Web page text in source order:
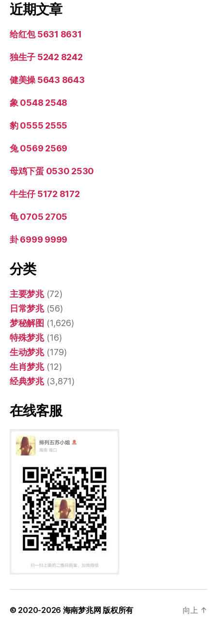
近期文章
给红包 5631 8631
独生子 5242 8242
健美操 5643 8643
象 0548 2548
豹 0555 2555
兔 0569 2569
母鸡下蛋 0530 2530
牛生仔 5172 8172
龟 0705 2705
卦 6999 9999
分类
主要梦兆(72)
日常梦兆(56)
梦秘解图 (1,626)
特殊梦兆(16)
生动梦兆(179)
生肖梦兆(12)
经典梦兆(3,871)
在线客服
© 2020-2026 海南梦兆网 版权所有 向上 ↑